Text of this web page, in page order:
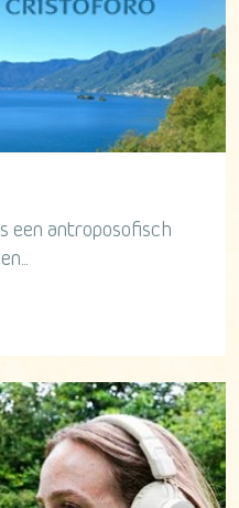
een antroposofisch